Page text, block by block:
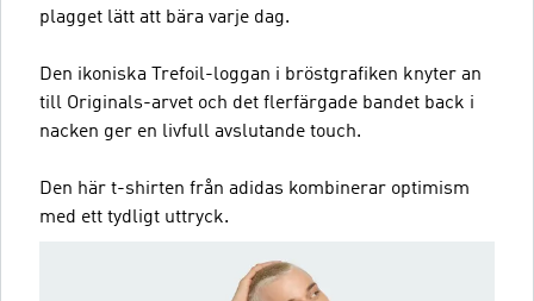
plagget lätt att bära varje dag.
Den ikoniska Trefoil-loggan i bröstgrafiken knyter an
till Originals-arvet och det flerfärgade bandet back i
nacken ger en livfull avslutande touch.
Den här t-shirten från adidas kombinerar optimism
med ett tydligt uttryck.